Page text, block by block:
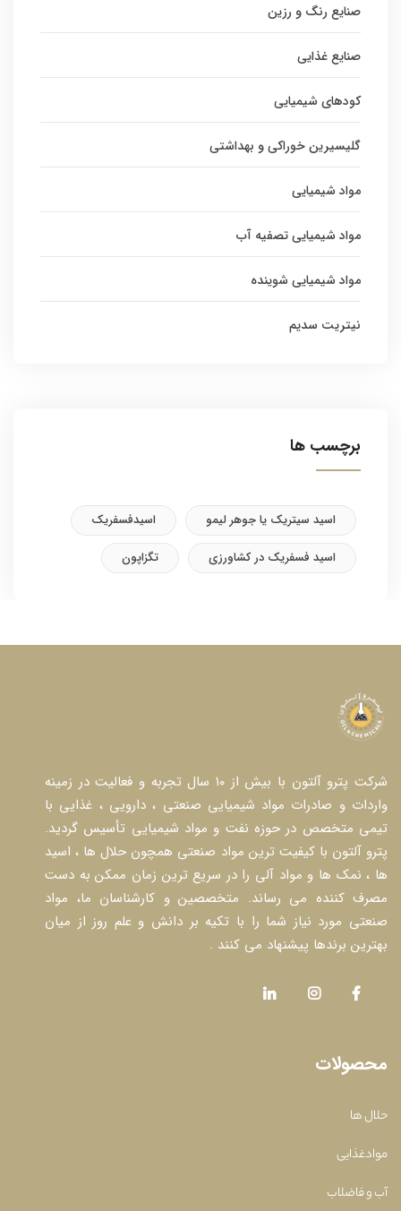
صنایع رنگ و رزین
صنایع غذایی
کودهای شیمیایی
گلیسیرین خوراکی و بهداشتی
مواد شیمیایی
مواد شیمیایی تصفیه آب
مواد شیمیایی شوینده
نیتریت سدیم
برچسب ها
اسید سیتریک یا جوهر لیمو
اسیدفسفریک
اسید فسفریک در کشاورزی
تگزاپون
شرکت پترو آلتون با بیش از ۱۰ سال تجربه و فعالیت در زمینه
واردات و صادرات مواد شیمیایی صنعتی ، دارویی ، غذایی با
تیمی متخصص در حوزه نفت و مواد شیمیایی تأسیس گردید.
پترو آلتون با کیفیت ترین مواد صنعتی همچون حلال ها ، اسید
ها ، نمک ها و مواد آلی را در سریع ترین زمان ممکن به دست
مصرف کننده می رساند. متخصصین و کارشناسان ما، مواد
صنعتی مورد نیاز شما را با تکیه بر دانش و علم روز از میان
بهترین برندها پیشنهاد می کنند .
محصولات
حلال ها
موادغذایی
آب و فاضلاب